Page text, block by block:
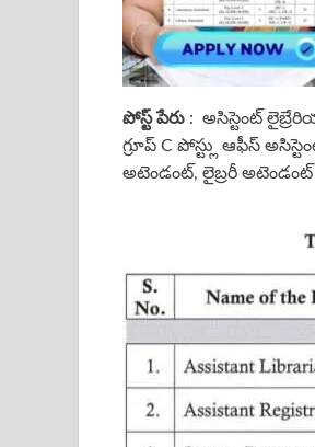
పోస్ట్ పేరు : అసిస్టెంట్
గ్రూప్ C పోస్ట్లు ఆఫీస్
అటెండంట్, లైబ్రరీ అటెండంట్